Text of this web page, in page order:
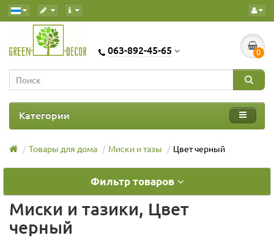
063-892-45-65 0
Категории
Товары для дома Миски и тазы Цвет черный
Фильтр товаров
Миски и тазики, Цвет
черный